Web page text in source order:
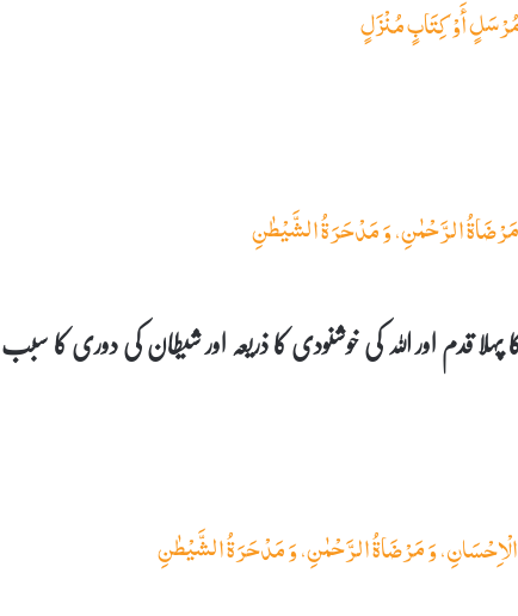
پہلا قدم اور اللہ کی خوشنودی کا ذریعہ اور شیطان کی دوری کا سبب